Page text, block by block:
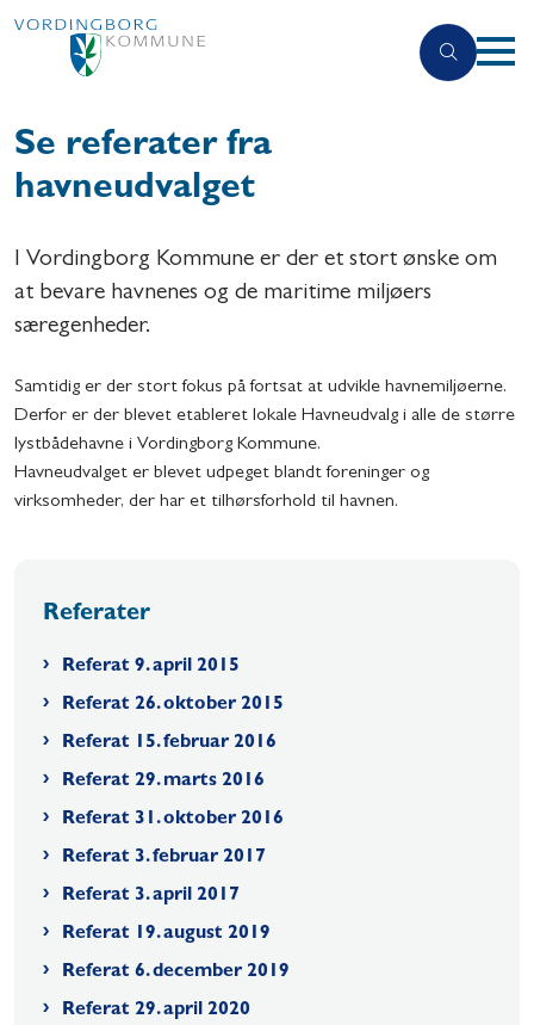
Se referater fra
havneudvalget
I Vordingborg Kommune er der et stort ønske om
at bevare havnenes og de maritime miljøers
særegenheder.
Samtidig er der stort fokus på fortsat at udvikle havnemiljøerne.
Derfor er der blevet etableret lokale Havneudvalg i alle de større
lystbådehavne i Vordingborg Kommune.
Havneudvalget er blevet udpeget blandt foreninger og
virksomheder, der har et tilhørsforhold til havnen.
Referater
Referat 9. april 2015
Referat 26. oktober 2015
Referat 15. februar 2016
Referat 29. marts 2016
Referat 31. oktober 2016
Referat 3. februar 2017
Referat 3. april 2017
Referat 19. august 2019
Referat 6. december 2019
Referat 29. april 2020